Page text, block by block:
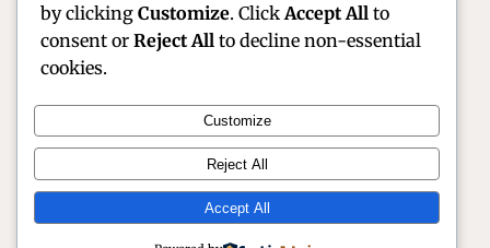
Official Site of Christian Montanari | Racer &
Motorsport Profile
by clicking Customize. Click Accept All to
consent or Reject All to decline non-essential
cookies.
Customize
Reject All
Accept All